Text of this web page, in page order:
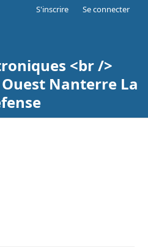
<br />
Nanterre La
S'inscrire Se connecter